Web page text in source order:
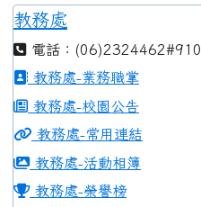
教務處
電話：(06)2324462#910
教務處-業務職掌
教務處-校園公告
教務處-常用連結
教務處-活動相簿
教務處-榮譽榜